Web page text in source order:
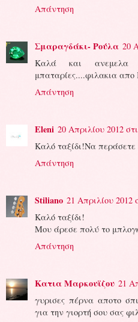
Απάντηση
Σμαραγδάκι- Ρούλα 20
Kαλά και ανεμελα
μπαταρίες....φιλακια
Απάντηση
Eleni 20 Απριλίου 2012
Καλό ταξίδι!Να
Απάντηση
Stiliano 21 Απριλίου 2012
Καλό ταξίδι!
Μου άρεσε πολύ το
Απάντηση
Κατια Μαρκουϊζου 21
γυρισες πέρνα αποτο
για την γιορτή σου σας